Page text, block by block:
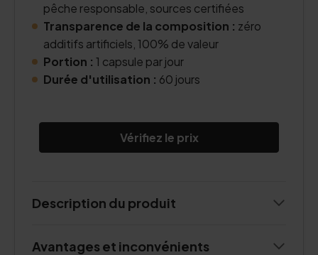
pêche responsable, sources certifiées
Transparence de la composition : zéro
additifs artificiels, 100% de valeur
Portion : 1 capsule par jour
Durée d'utilisation : 60 jours
Vérifiez le prix
Description du produit
Avantages et inconvénients